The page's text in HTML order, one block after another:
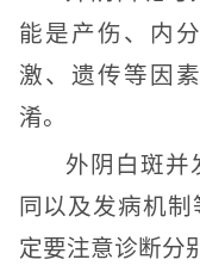
能是产伤、内
激、遗传等因
淆。
外阴白斑并
同以及发病机
定要注意诊断分